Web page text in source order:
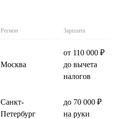
Регион Зарплата
Москва
от 110 000 ₽
до вычета
налогов
Санкт-
Петербург
до 70 000 ₽
на руки